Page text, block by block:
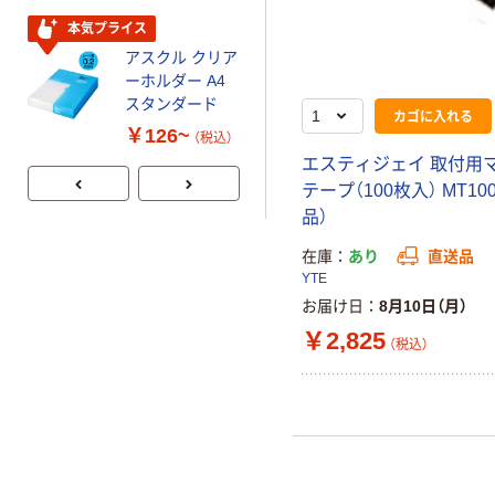
カゴに入れる
エスティジェイ 取付用
テープ（100枚入）
品）
在庫 あり 直送品
YTE
お届け日 8月10日（月）
￥2,825 （税込）
本気プライス
アスクル クリア
ーホルダー A4
スタンダード
￥126~ （税込）
ート 大王製紙
共同企画 トイ
レクリーナー
トイレシート
オリジナル
￥330~ （税込）